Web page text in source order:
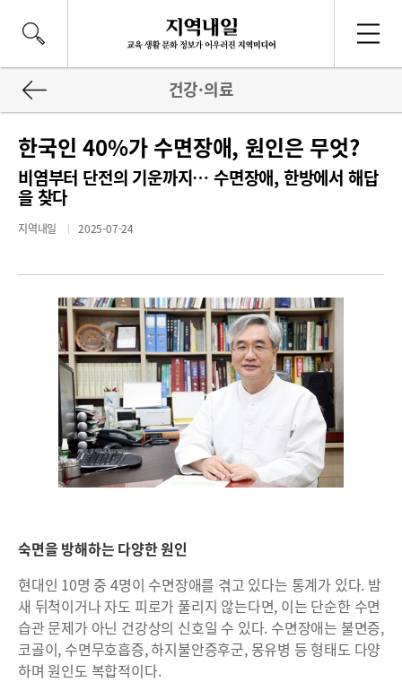
건강·의료
한국인 40%가 수면장애, 원인은 무엇?
비염부터 단전의 기운까지… 수면장애, 한방에서 해답
을 찾다
지역내일 2025-07-24
숙면을 방해하는 다양한 원인
현대인 10명 중 4명이 수면장애를 겪고 있다는 통계가 있다. 밤
새 뒤척이거나 자도 피로가 풀리지 않는다면, 이는 단순한 수면
습관 문제가 아닌 건강상의 신호일 수 있다. 수면장애는 불면증,
코골이, 수면무호흡증, 하지불안증후군, 몽유병 등 형태도 다양
하며 원인도 복합적이다.